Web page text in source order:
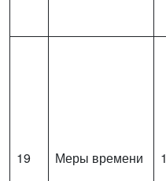
19 Меры времени 1